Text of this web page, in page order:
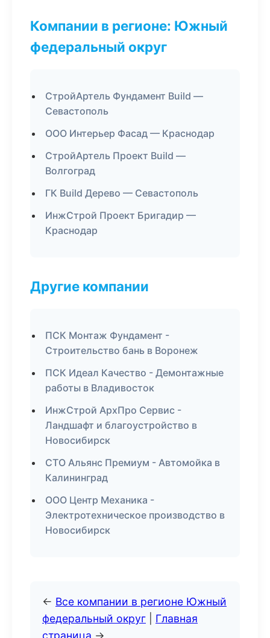
Компании в регионе: Южный
федеральный округ
СтройАртель Фундамент Build —
Севастополь
ООО Интерьер Фасад — Краснодар
СтройАртель Проект Build —
Волгоград
ГК Build Дерево — Севастополь
ИнжСтрой Проект Бригадир —
Краснодар
Другие компании
ПСК Монтаж Фундамент -
Строительство бань в Воронеж
ПСК Идеал Качество - Демонтажные
работы в Владивосток
ИнжСтрой АрхПро Сервис -
Ландшафт и благоустройство в
Новосибирск
СТО Альянс Премиум - Автомойка в
Калининград
ООО Центр Механика -
Электротехническое производство в
Новосибирск
← Все компании в регионе Южный
федеральный округ
Главная
страница →